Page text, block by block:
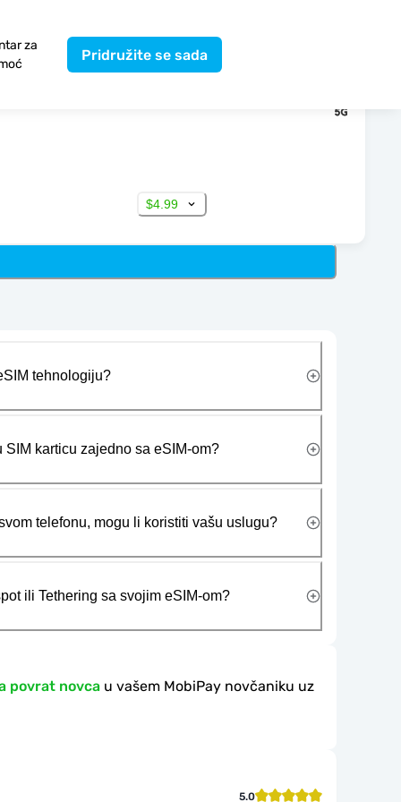
za
Pridružite se sada
$4.99
tehnologiju?
karticu zajedno sa eSIM-om?
telefonu, mogu li koristiti vašu uslugu?
ili Tethering sa svojim eSIM-om?
povrat novca u vašem MobiPay novčaniku uz
5.0